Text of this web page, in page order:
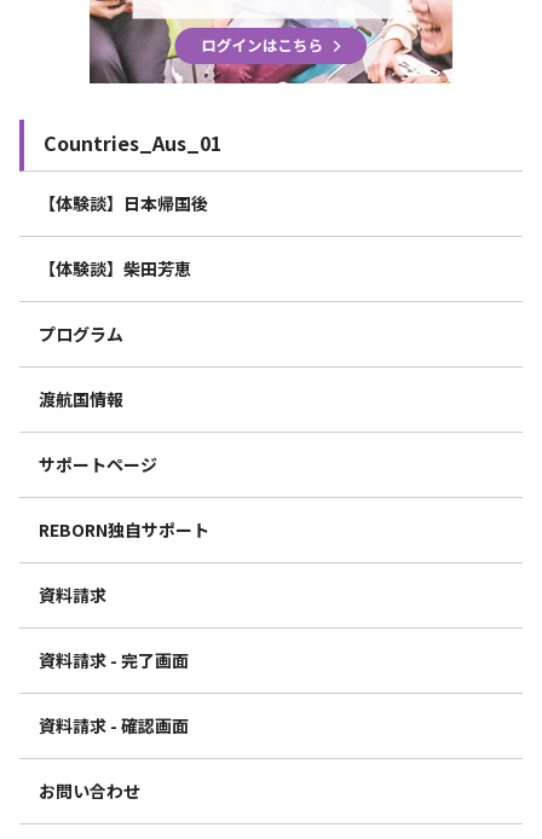
Countries_Aus_01
【体験談】日本帰国後
【体験談】柴田芳恵
プログラム
渡航国情報
サポートページ
REBORN独自サポート
資料請求
資料請求 - 完了画面
資料請求 - 確認画面
お問い合わせ